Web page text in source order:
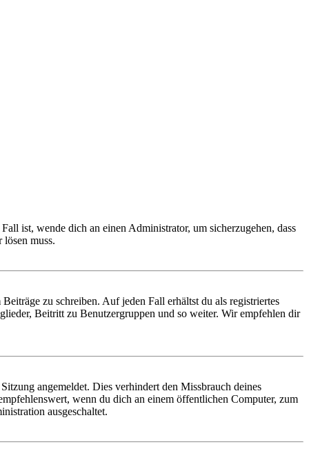
ist, wende dich an einen Administrator, um sicherzugehen, dass
muss.
zu schreiben. Auf jeden Fall erhältst du als registriertes
Beitritt zu Benutzergruppen und so weiter. Wir empfehlen dir
angemeldet. Dies verhindert den Missbrauch deines
wenn du dich an einem öffentlichen Computer, zum
ausgeschaltet.